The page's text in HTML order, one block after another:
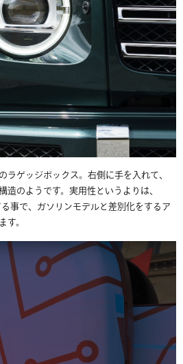
ゲッジボックス。右側に手を入れて、
のようです。実用性というよりは、
事で、ガソリンモデルと差別化をするア
。